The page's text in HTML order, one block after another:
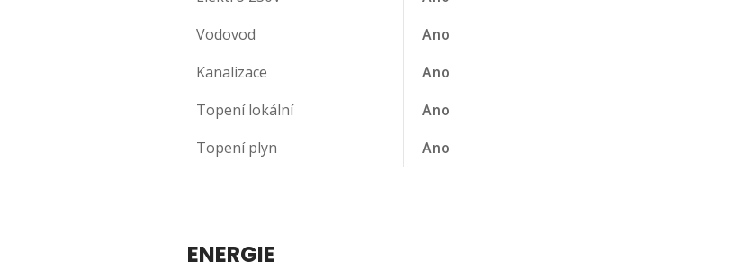
Vodovod
Ano
Kanalizace
Ano
Topení lokální
Ano
Topení plyn
Ano
ENERGIE